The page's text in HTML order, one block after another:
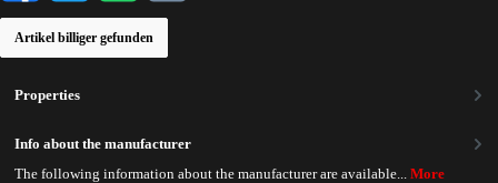
Artikel billiger gefunden
Properties
Info about the manufacturer
The following information about the manufacturer are available... More